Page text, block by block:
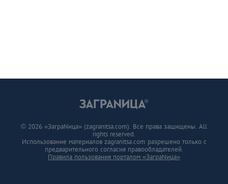
© 2026 «ЗаграNица» (zagranitsa.com). Все права защищены. All
rights reserved.
Использование материалов zagranitsa.com разрешено только с
предварительного согласия правообладателей.
Правила пользования порталом «ЗаграNица»